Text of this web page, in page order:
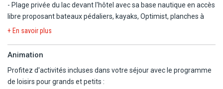
- Plage privée du lac devant l'hôtel avec sa base nautique en accès
libre proposant bateaux pédaliers, kayaks, Optimist, planches à
voile, paddles.
hammam, salle de gym.
- Mini-golf.
- Beach-volley.
+ En savoir plus
Animation
Profitez d'activités incluses dans votre séjour avec le programme
de loisirs pour grands et petits :